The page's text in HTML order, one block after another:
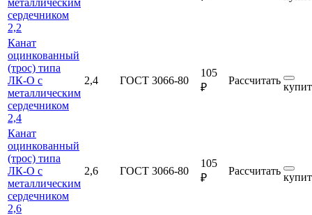
сердечником
2,2
Канат
оцинкованный
(трос) типа
ЛК-О с
металлическим
сердечником
2,4
2,4 ГОСТ 3066-80
105
₽
Рассчитать
Канат
оцинкованный
(трос) типа
ЛК-О с
металлическим
сердечником
2,6
2,6 ГОСТ 3066-80
105
₽
Рассчитать